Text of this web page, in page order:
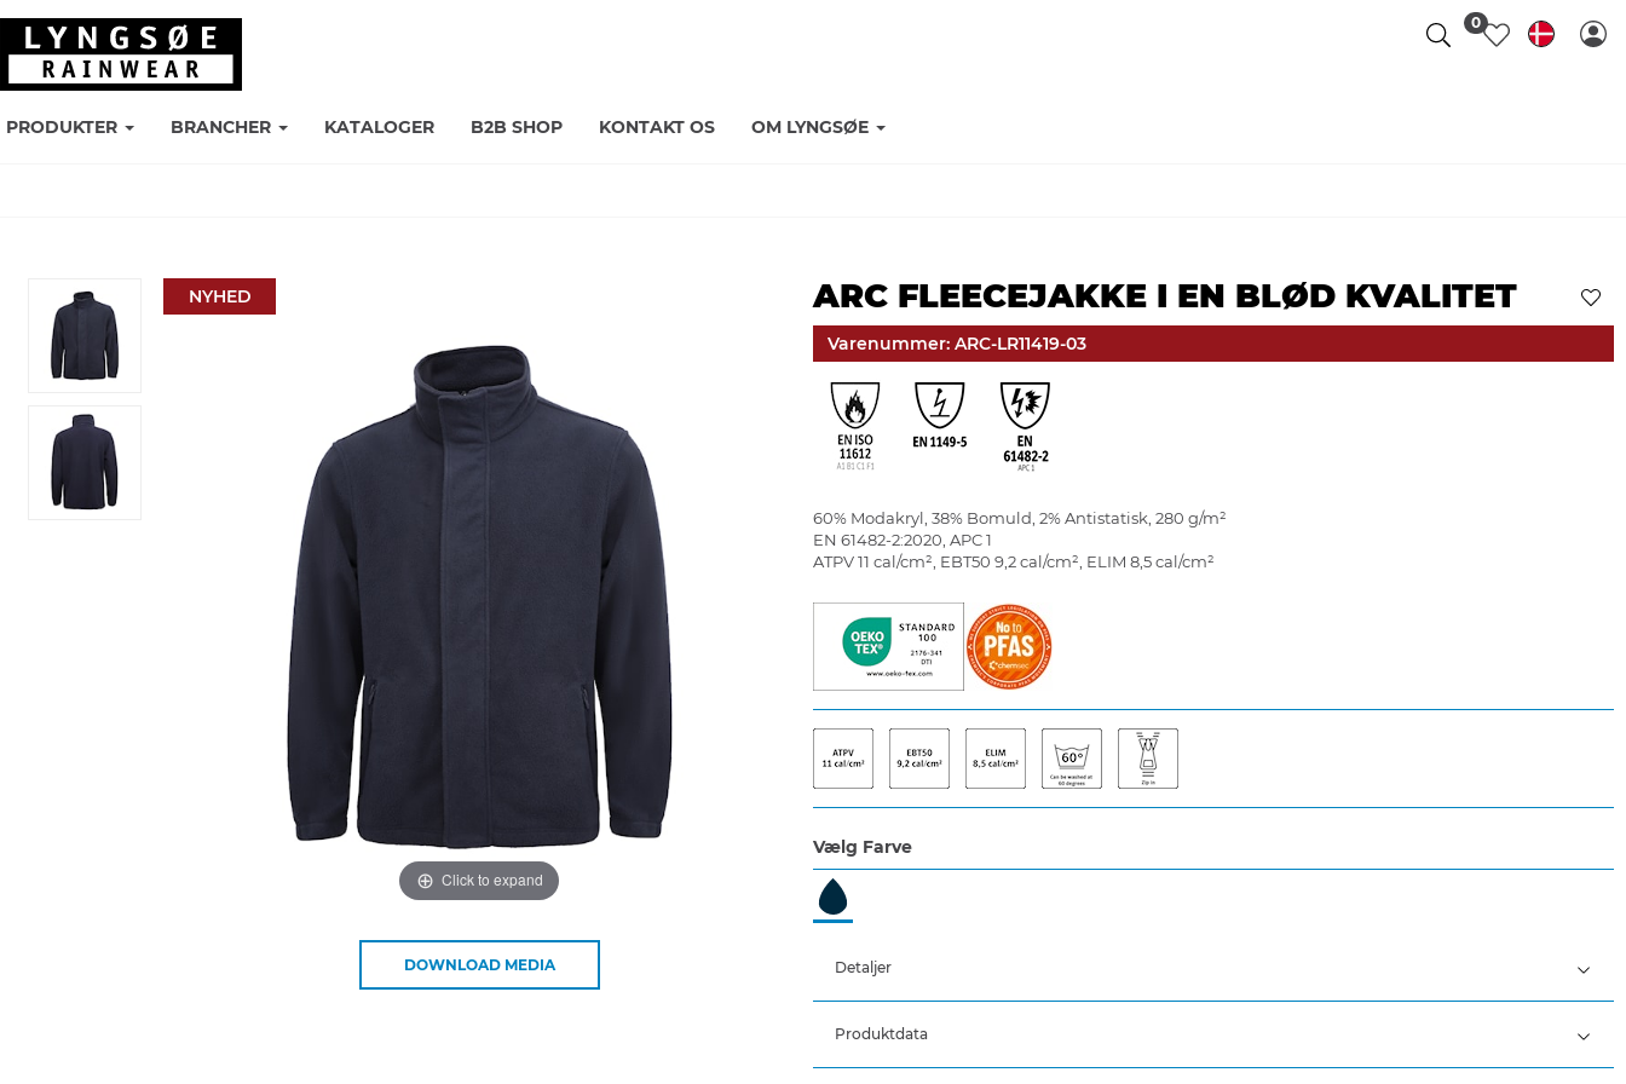
PRODUKTER BRANCHER KATALOGER B2B SHOP KONTAKT OS OM LYNGSØE
0
Click to expand
DOWNLOAD MEDIA
NYHED ARC FLEECEJAKKE I EN BLØD KVALITET
Varenummer: ARC-LR11419-03
60% Modakryl, 38% Bomuld, 2% Antistatisk, 280 g/m²
EN 61482-2:2020, APC 1
ATPV 11 cal/cm², EBT50 9,2 cal/cm², ELIM 8,5 cal/cm²
Vælg Farve
Detaljer
To sidelommer med lynlås
Produktdata